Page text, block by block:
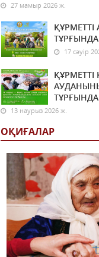
27 мамыр 2026 ж.
ҚҰРМЕТТІ
17 сәуір
13 наурыз 2026 ж.
ОҚИҒАЛАР